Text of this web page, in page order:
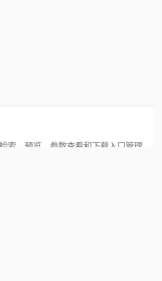
、预览、参数查看和下载入口管理。